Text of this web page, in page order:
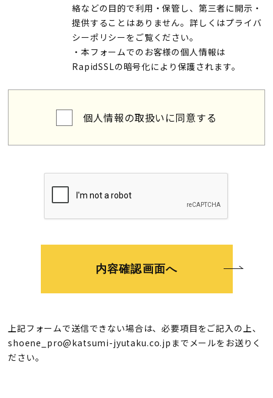
絡などの目的で利用・保管し、第三者に開示・
提供することはありません。詳しくはプライバ
シーポリシーをご覧ください。
・本フォームでのお客様の個人情報は
RapidSSLの暗号化により保護されます。
個人情報の取扱いに同意する
内容確認画面へ
上記フォームで送信できない場合は、必要項目をご記入の上、
shoene_pro@katsumi-jyutaku.co.jp までメールをお送りく
ださい。